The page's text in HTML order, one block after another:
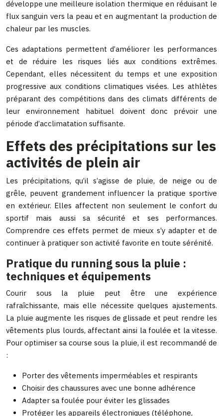
développe une meilleure isolation thermique en réduisant le
flux sanguin vers la peau et en augmentant la production de
chaleur par les muscles.
Ces adaptations permettent d’améliorer les performances
et de réduire les risques liés aux conditions extrêmes.
Cependant, elles nécessitent du temps et une exposition
progressive aux conditions climatiques visées. Les athlètes
préparant des compétitions dans des climats différents de
leur environnement habituel doivent donc prévoir une
période d’acclimatation suffisante.
Effets des précipitations sur les
activités de plein air
Les précipitations, qu’il s’agisse de pluie, de neige ou de
grêle, peuvent grandement influencer la pratique sportive
en extérieur. Elles affectent non seulement le confort du
sportif mais aussi sa sécurité et ses performances.
Comprendre ces effets permet de mieux s’y adapter et de
continuer à pratiquer son activité favorite en toute sérénité.
Pratique du running sous la pluie :
techniques et équipements
Courir sous la pluie peut être une expérience
rafraîchissante, mais elle nécessite quelques ajustements.
La pluie augmente les risques de glissade et peut rendre les
vêtements plus lourds, affectant ainsi la foulée et la vitesse.
Pour optimiser sa course sous la pluie, il est recommandé de
:
Porter des vêtements imperméables et respirants
Choisir des chaussures avec une bonne adhérence
Adapter sa foulée pour éviter les glissades
Protéger les appareils électroniques (téléphone,